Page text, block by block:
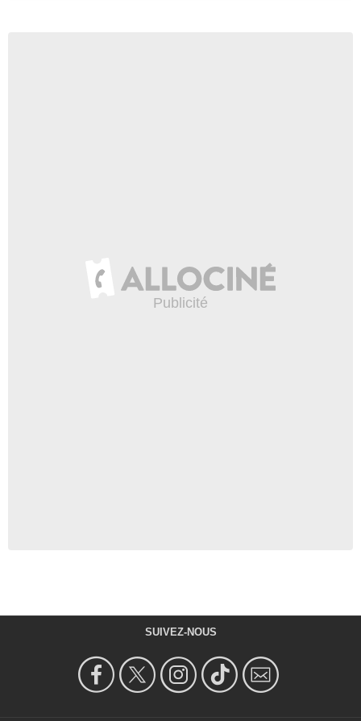
SUIVEZ-NOUS